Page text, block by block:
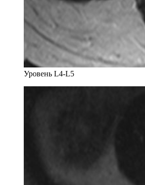
Уровень L4-L5